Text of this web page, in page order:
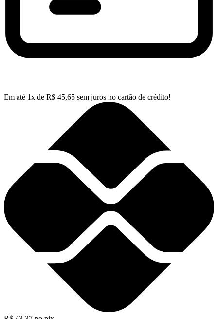
Em até 1x de R$ 45,65 sem juros no cartão de crédito!